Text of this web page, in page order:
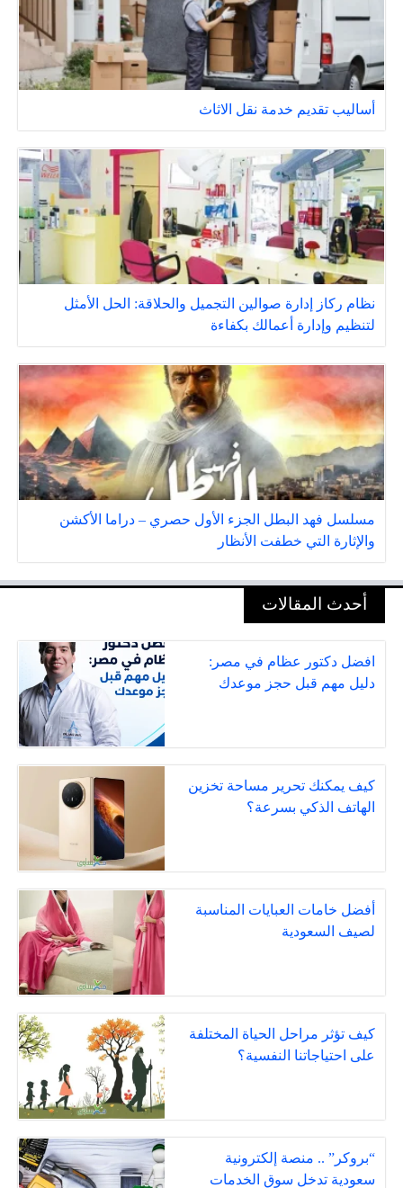
أساليب تقديم خدمة نقل الاثاث
نظام ركاز إدارة صوالين التجميل والحلاقة: الحل الأمثل
لتنظيم وإدارة أعمالك بكفاءة
مسلسل فهد البطل الجزء الأول حصري – دراما الأكشن
والإثارة التي خطفت الأنظار
أحدث المقالات
افضل دكتور عظام في مصر:
دليل مهم قبل حجز موعدك
كيف يمكنك تحرير مساحة تخزين
الهاتف الذكي بسرعة؟
أفضل خامات العبايات المناسبة
لصيف السعودية
كيف تؤثر مراحل الحياة المختلفة
على احتياجاتنا النفسية؟
“بروكر” .. منصة إلكترونية
سعودية تدخل سوق الخدمات